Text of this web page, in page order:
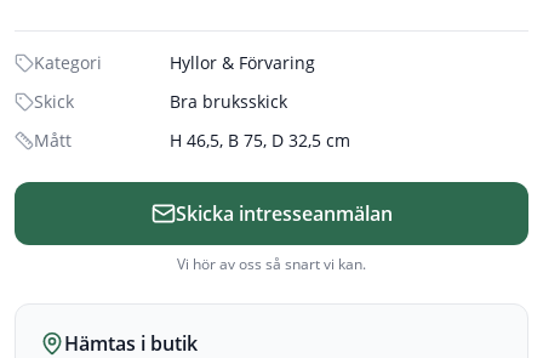
Kategori
Hyllor & Förvaring
Skick
Bra bruksskick
Mått
H 46,5, B 75, D 32,5 cm
Skicka intresseanmälan
Vi hör av oss så snart vi kan.
Hämtas i butik